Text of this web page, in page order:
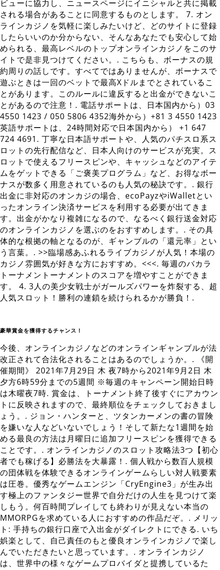
ビューに協力し、ニュースページにイニシャルと共に掲載
される場合があることに同意するものとします。 7. オン
ラインカジノを気軽に楽しみたいけど、どのサイトに登録
したらいいのか分からない、そんなあなたでも安心して始
められる、最高レベルのトップオンラインカジノをこのサ
イトで是非見つけてください。. こちらも、ボーナスの規
約周りの話しです。すべてではありませんが、ボーナスで
遊ぶときは一回のベットで最高Xドルまでとされているこ
とがあります。このルールに違反すると出金ができないこ
とがあるので注意！. 電話サポートは、日本国内から）03
4550 1423 / 050 5806 4352海外から）+81 3 4550 1423
英語サポートは、24時間対応で日本国内から） +1 647
724 4691. 丁寧な日本語サポートや、人気のパチスロ系ス
ロットの先行配信など、日本人向けのサービスが充実。ス
ロットで使えるフリースピンや、キャッシュなどのアイテ
ムをゲットできる「ご褒美プログラム」など、お得なボー
ナスが数多く用意されているのも人気の秘訣です。. 銀行
出金に非対応のオンカジの場合、ecoPayzやiWalletとい
ったオンライン決済サービスを利用する必要が出てきま
す。出金がかなり複雑になるので、なるべく銀行送金対応
のオンラインカジノを選ぶのをおすすめします。. その具
体的な根拠の軸となるのが、ギャンブルの「還元率」とい
う言葉。. >>臨場感あふれるライブカジノが人気！本場の
カジノ雰囲気が好きな方におすすめ。<<<. 毎週のバカラ
トーナメントーナメントのスコアを増やすことができま
す。 4. 3人の美少女戦士がガールズパワーを炸裂する、超
人気スロット！勝利の連鎖を続けられるかが勝負！.
豪華賞金を獲得するチャンス！
今後、オンラインカジノなどのオンラインギャンブルが法
改正されて合法化されることはあるのでしょうか。. 《開
催期間》 2021年7月29日 木 夜7時から2021年9月2日 木
夕方6時59分までの5週間 ※毎週のキャンペーン開始日時
は木曜夜7時. 賞金は、トーナメント終了後すぐにアカウン
トに反映されますので、最終順位をチェックしておきまし
ょう。. ジョン・ハンターと、ツタンカーメンの書の冒険
を嫌いな人などいないでしょう！そして新たな1週間を始
める最良の方法は月曜日に追加フリースピンを獲得できる
ことです。. オンラインカジノのスロット攻略法3つ【初心
者でも稼げる】必勝法を大暴露！. 個人戦から数百人規模
の団体戦を体験できるオンラインゲームらしい対人戦要素
は圧巻。優秀なゲームエンジン「CryEngine3」が生み出
す極上のファンタジー世界で自分だけの人生を見つけて楽
しもう。何百時間プレイしても終わりが見えない本当の
MMORPGを求めている人におすすめの作品だぞ。. メリッ
ト: 手持ちの銀行口座で入出金がダイレクトにできる. いち
娯楽として、自己責任のもと優良オンラインカジノで楽し
んでいただきたいと思っています。. オンラインカジノ
は、世界中の様々なゲームプロバイダと提携しているた